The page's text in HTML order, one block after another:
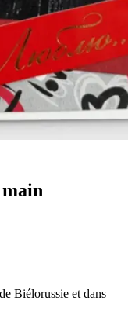
Biélorussie et dans